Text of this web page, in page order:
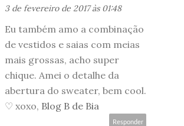
3 de fevereiro de 2017 às 01:48
Eu também amo a combinação
de vestidos e saias com meias
mais grossas, acho super
chique. Amei o detalhe da
abertura do sweater, bem cool.
♡ xoxo, Blog B de Bia
Responder